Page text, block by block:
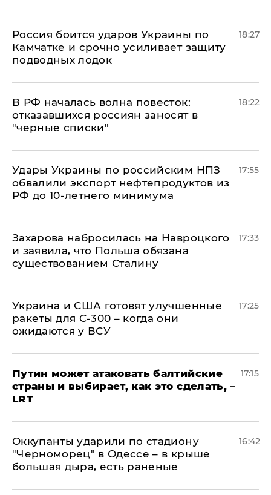
Россия боится ударов Украины по
Камчатке и срочно усиливает защиту
подводных лодок
18:27
​В РФ началась волна повесток:
отказавшихся россиян заносят в
"черные списки"
18:22
Удары Украины по российским НПЗ
обвалили экспорт нефтепродуктов из
РФ до 10-летнего минимума
17:55
​Захарова набросилась на Навроцкого
и заявила, что Польша обязана
существованием Сталину
17:33
Украина и США готовят улучшенные
ракеты для С-300 – когда они
ожидаются у ВСУ
17:25
Путин может атаковать балтийские
страны и выбирает, как это сделать, –
LRT
17:15
Оккупанты ударили по стадиону
"Черноморец" в Одессе – в крыше
большая дыра, есть раненые
16:42